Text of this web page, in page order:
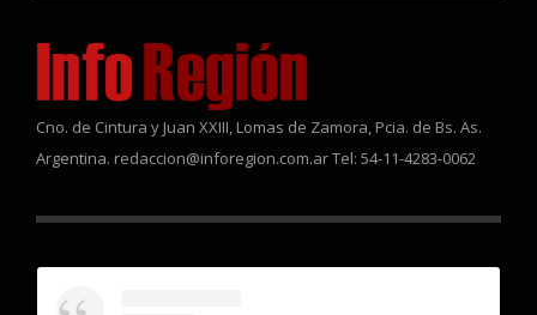
Cno. de Cintura y Juan XXIII, Lomas de Zamora, Pcia. de Bs. As.
Argentina. redaccion@inforegion.com.ar Tel: 54-11-4283-0062